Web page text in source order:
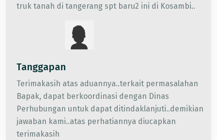
truk tanah di tangerang spt baru2 ini di Kosambi..
Tanggapan
Terimakasih atas aduannya..terkait permasalahan
Bapak, dapat berkoordinasi dengan Dinas
Perhubungan untuk dapat ditindaklanjuti..demikian
jawaban kami..atas perhatiannya diucapkan
terimakasih